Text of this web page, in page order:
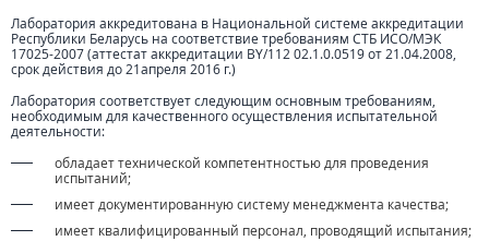
Лаборатория аккредитована в Национальной системе аккредитации
Республики Беларусь на соответствие требованиям СТБ ИСО/МЭК
17025-2007 (аттестат аккредитации BY/112 02.1.0.0519 от 21.04.2008,
срок действия до 21апреля 2016 г.)
Лаборатория соответствует следующим основным требованиям,
необходимым для качественного осуществления испытательной
деятельности:
обладает технической компетентностью для проведения
испытаний;
имеет документированную систему менеджмента качества;
имеет квалифицированный персонал, проводящий испытания;